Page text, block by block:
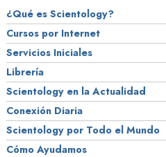
¿Qué es Scientology?
Cursos por Internet
Servicios Iniciales
Librería
Scientology en la Actualidad
Conexión Diaria
Scientology por Todo el Mundo
Cómo Ayudamos